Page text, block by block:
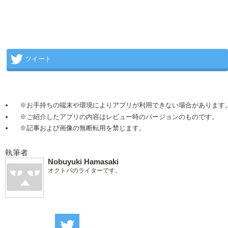
ツイート
※お手持ちの端末や環境によりアプリが利用できない場合があります。
※ご紹介したアプリの内容はレビュー時のバージョンのものです。
※記事および画像の無断転用を禁じます。
執筆者
Nobuyuki Hamasaki
オクトバのライターです。